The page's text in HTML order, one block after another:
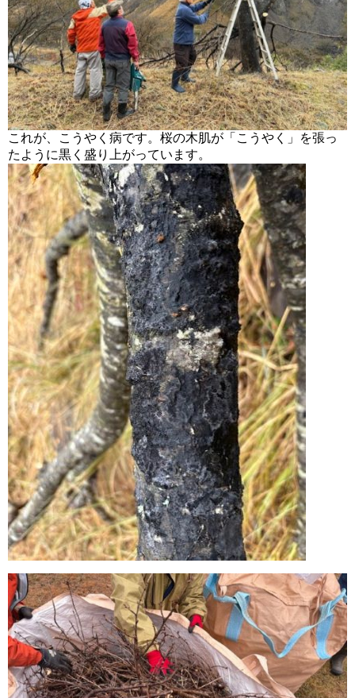
これが、こうやく病です。桜の木肌が「こうやく」を張っ
たように黒く盛り上がっています。